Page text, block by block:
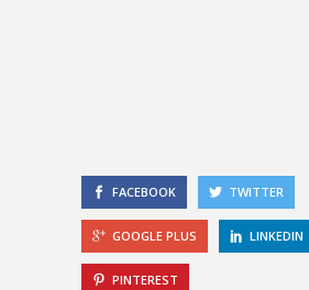
FACEBOOK TWITTER
GOOGLE PLUS LINKEDIN
PINTEREST